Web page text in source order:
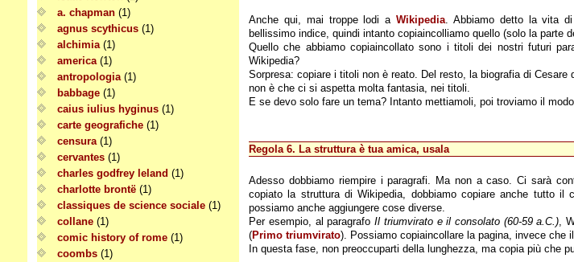
a. chapman (1)
agnus scythicus (1)
alchimia (1)
america (1)
antropologia (1)
babbage (1)
caius iulius hyginus (1)
carte geografiche (1)
censura (1)
cervantes (1)
charles godfrey leland (1)
charlotte brontë (1)
classiques de science sociale (1)
collane (1)
comic history of rome (1)
coombs (1)
Anche qui, mai troppe lodi aWikipedia. Abbiamo detto la vita
bellissimo indice, quindi intanto copiaincolliamo quello (solo la parte
Quello che abbiamo copiaincollato sono i titoli dei nostri futuri
Wikipedia?
Sorpresa: copiare i titoli non è reato. Del resto, la biografia di Cesare
non è che ci si aspetta molta fantasia, nei titoli.
E se devo solo fare un tema? Intanto mettiamoli, poi troviamo il
Regola 6. La struttura è tua amica, usala
Adesso dobbiamo riempire i paragrafi. Ma non a caso. Ci sarà
copiato la struttura di Wikipedia, dobbiamo copiare anche tutto il
possiamo anche aggiungere cose diverse.
Per esempio, al paragrafoIl triumvirato e il consolato (60-59 a.C.),
(Primo triumvirato). Possiamo copiaincollare la pagina, invece che
In questa fase, non preoccuparti della lunghezza, ma copia più che